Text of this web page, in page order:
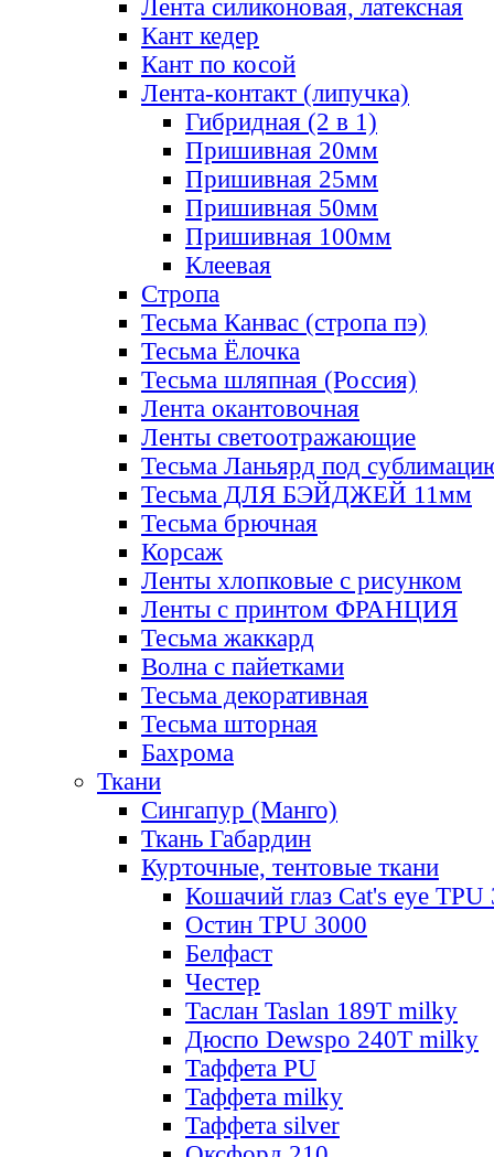
Лента силиконовая, латексная
Кант кедер
Кант по косой
Лента-контакт (липучка)
Гибридная (2 в 1)
Пришивная 20мм
Пришивная 25мм
Пришивная 50мм
Пришивная 100мм
Клеевая
Стропа
Тесьма Канвас (стропа пэ)
Тесьма Ёлочка
Тесьма шляпная (Россия)
Лента окантовочная
Ленты светоотражающие
Тесьма Ланьярд под
Тесьма ДЛЯ БЭЙДЖЕЙ 11мм
Тесьма брючная
Корсаж
Ленты хлопковые с рисунком
Ленты с принтом ФРАНЦИЯ
Тесьма жаккард
Волна с пайетками
Тесьма декоративная
Тесьма шторная
Бахрома
Ткани
Сингапур (Манго)
Ткань Габардин
Курточные, тентовые ткани
Кошачий глаз Cat's eye TPU
Остин TPU 3000
Белфаст
Честер
Таслан Taslan 189T milky
Дюспо Dewspo 240T milky
Таффета PU
Таффета milky
Таффета silver